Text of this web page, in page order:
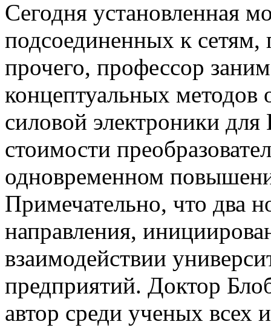
Сегодня установленная
подсоединенных к
прочего, профессор
концептуальных методов
силовой электроники
стоимости
одновременном
Примечательно, что два
направления,
взаимодействии
предприятий. Доктор
автор среди ученых